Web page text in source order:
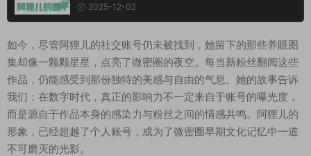
2025-12-02
如今，尽管阿狸儿的社交账号仍未被找到，她留下的那些养眼图
集却像一颗颗星星，点亮了微密圈的夜空。每当新粉丝翻阅这些
作品，仍能感受到那份独特的美感与自由的气息。她的故事告诉
我们：在数字时代，真正的影响力不一定来自于账号的曝光度，
而是源自于作品本身的感染力与粉丝之间的情感共鸣。阿狸儿的
形象，已经超越了个人账号，成为了微密圈早期文化记忆中一道
不可磨灭的光影。